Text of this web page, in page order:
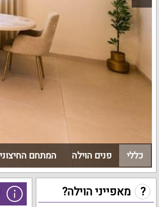
כללי פנים הוילה המתחם
? מאפייני הוילה?